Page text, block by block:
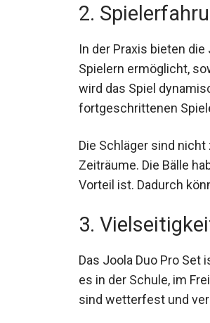
2.
In der Praxis bieten
Spielern ermöglicht,
wird das Spiel
fortgeschrittenen
Die Schläger sind
Zeiträume. Die Bälle
Vorteil ist. Dadurch
3.
Das Joola Duo Pro
es in der Schule, im
sind wetterfest und